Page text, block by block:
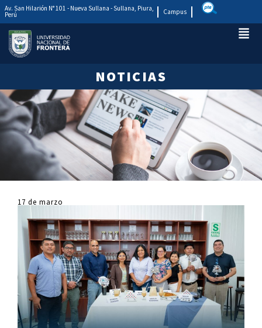
Av. San Hilarión N° 101 - Nueva Sullana - Sullana, Piura,
Perú Campus
NOTICIAS
17 de marzo